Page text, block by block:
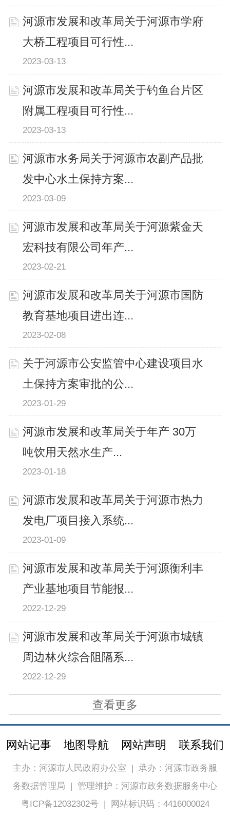
河源市发展和改革局关于河源市学府
大桥工程项目可行性...
2023-03-13
河源市发展和改革局关于钓鱼台片区
附属工程项目可行性...
2023-03-13
河源市水务局关于河源市农副产品批
发中心水土保持方案...
2023-03-09
河源市发展和改革局关于河源紫金天
宏科技有限公司年产...
2023-02-21
河源市发展和改革局关于河源市国防
教育基地项目进出连...
2023-02-08
关于河源市公安监管中心建设项目水
土保持方案审批的公...
2023-01-29
河源市发展和改革局关于年产 30万
吨饮用天然水生产...
2023-01-18
河源市发展和改革局关于河源市热力
发电厂项目接入系统...
2023-01-09
河源市发展和改革局关于河源衡利丰
产业基地项目节能报...
2022-12-29
河源市发展和改革局关于河源市城镇
周边林火综合阻隔系...
2022-12-29
查看更多
网站记事 地图导航 网站声明 联系我们
主办：河源市人民政府办公室
承办：河源市政务服
务数据管理局
管理维护：河源市政务数据服务中心
粤ICP备12032302号| 网站标识码：4416000024